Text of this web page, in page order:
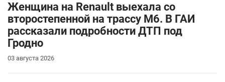
Женщина на Renault выехала со
второстепенной на трассу М6. В ГАИ
рассказали подробности ДТП под
Гродно
03 августа 2026